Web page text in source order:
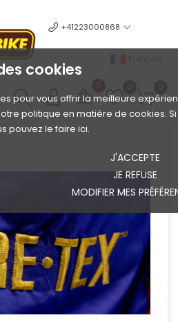
cookies
pour vous offrir la meilleure
politique en matière de cookies.
pouvez le faire ici.
J'ACCEPTE
JE REFUSE
MODIFIER MES
+41223000868